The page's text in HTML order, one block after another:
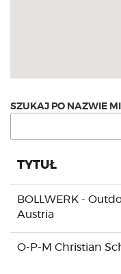
TYTUŁ
BOLLWERK -
Austria
O-P-M Christian